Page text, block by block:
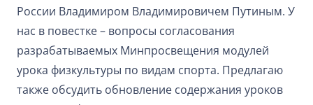
России Владимиром Владимировичем Путиным. У
нас в повестке – вопросы согласования
разрабатываемых Минпросвещения модулей
урока физкультуры по видам спорта. Предлагаю
также обсудить обновление содержания уроков